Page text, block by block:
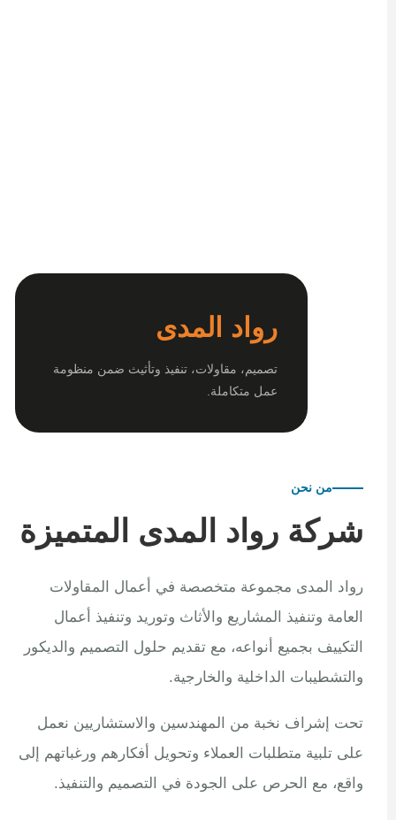
رواد المدى
تصميم، مقاولات، تنفيذ وتأثيث ضمن منظومة
عمل متكاملة.
من نحن
شركة رواد المدى المتميزة
رواد المدى مجموعة متخصصة في أعمال المقاولات
العامة وتنفيذ المشاريع والأثاث وتوريد وتنفيذ أعمال
التكييف بجميع أنواعه، مع تقديم حلول التصميم والديكور
والتشطيبات الداخلية والخارجية.
تحت إشراف نخبة من المهندسين والاستشاريين نعمل
على تلبية متطلبات العملاء وتحويل أفكارهم ورغباتهم إلى
واقع، مع الحرص على الجودة في التصميم والتنفيذ.